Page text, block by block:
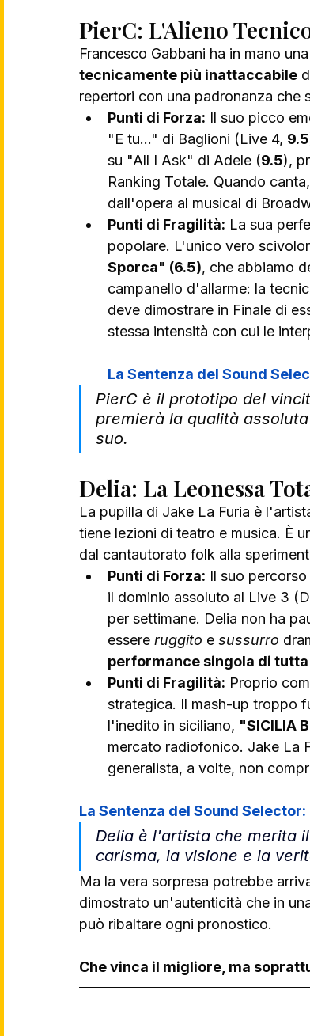
PierC: L'Alieno
Francesco Gabbani ha in mano
tecnicamente più inattaccabile
repertori con una padronanza che
Punti di Forza: Il suo picco
"E tu..." di Baglioni (Live 4, 9.5
su "All I Ask" di Adele (9.5),
Ranking Totale. Quando
dall'opera al musical di
Punti di Fragilità: La sua
popolare. L'unico vero
Sporca" (6.5), che abbiamo
campanello d'allarme: la
deve dimostrare in Finale di
stessa intensità con cui le
La Sentenza del Sound
PierC è il prototipo del
premierà la qualità
suo.
Delia: La Leonessa
La pupilla di Jake La Furia è
tiene lezioni di teatro e musica. È
dal cantautorato folk alla
Punti di Forza: Il suo
il dominio assoluto al Live 3
per settimane. Delia non ha
essere ruggito e sussurro
performance singola di
Punti di Fragilità: Proprio
strategica. Il mash-up troppo
l'inedito in siciliano, "SICILIA
mercato radiofonico. Jake La
generalista, a volte, non
La Sentenza del Sound Selector:
Delia è l'artista che merita
carisma, la visione e la
Ma la vera sorpresa potrebbe
dimostrato un'autenticità che in
può ribaltare ogni pronostico.
Che vinca il migliore, ma